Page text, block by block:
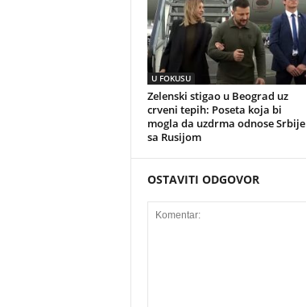
U FOKUSU
Zelenski stigao u Beograd uz
crveni tepih: Poseta koja bi
mogla da uzdrma odnose Srbije
sa Rusijom
OSTAVITI ODGOVOR